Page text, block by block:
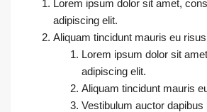
Lorem ipsum dolor sit amet,
adipiscing elit.
Aliquam tincidunt mauris eu
Lorem ipsum dolor sit
adipiscing elit.
Aliquam tincidunt mauris
Vestibulum auctor dapibus